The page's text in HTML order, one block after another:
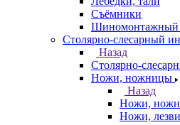
Съёмники
Шиномонтажный
Столярно-слесарный
Назад
Столярно-
Ножи, ножницы
Назад
Ножи,
Ножи,